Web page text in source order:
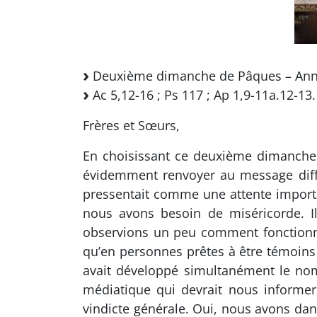
Deuxième dimanche de Pâques –
Ac 5,12-16 ; Ps 117 ; Ap 1,9-11a.12-
Frères et Sœurs,
En choisissant ce deuxième
évidemment renvoyer au message
pressentait comme une attente
nous avons besoin de
observions un peu comment
qu’en personnes prêtes à être
avait développé simultanément le
médiatique qui devrait nous
vindicte générale. Oui, nous avons